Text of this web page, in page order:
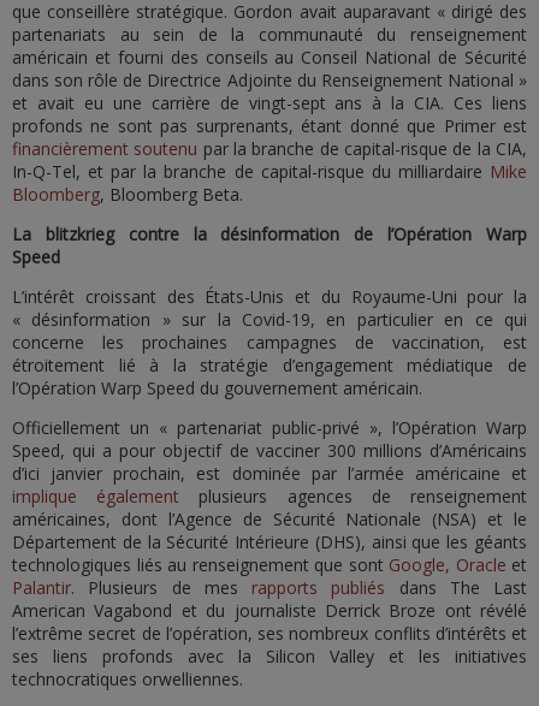
que conseillère stratégique. Gordon avait auparavant « dirigé des
partenariats au sein de la communauté du renseignement
américain et fourni des conseils au Conseil National de Sécurité
dans son rôle de Directrice Adjointe du Renseignement National »
et avait eu une carrière de vingt-sept ans à la CIA. Ces liens
profonds ne sont pas surprenants, étant donné que Primer est
financièrement soutenu par la branche de capital-risque de la CIA,
In-Q-Tel, et par la branche de capital-risque du milliardaire Mike
Bloomberg, Bloomberg Beta.
La blitzkrieg contre la désinformation de l’Opération Warp
Speed
L’intérêt croissant des États-Unis et du Royaume-Uni pour la
« désinformation » sur la Covid-19, en particulier en ce qui
concerne les prochaines campagnes de vaccination, est
étroitement lié à la stratégie d’engagement médiatique de
l’Opération Warp Speed du gouvernement américain.
Officiellement un « partenariat public-privé », l’Opération Warp
Speed, qui a pour objectif de vacciner 300 millions d’Américains
d’ici janvier prochain, est dominée par l’armée américaine et
implique également plusieurs agences de renseignement
américaines, dont l’Agence de Sécurité Nationale (NSA) et le
Département de la Sécurité Intérieure (DHS), ainsi que les géants
technologiques liés au renseignement que sont Google, Oracle et
Palantir. Plusieurs de mes rapports publiés dans The Last
American Vagabond et du journaliste Derrick Broze ont révélé
l’extrême secret de l’opération, ses nombreux conflits d’intérêts et
ses liens profonds avec la Silicon Valley et les initiatives
technocratiques orwelliennes.